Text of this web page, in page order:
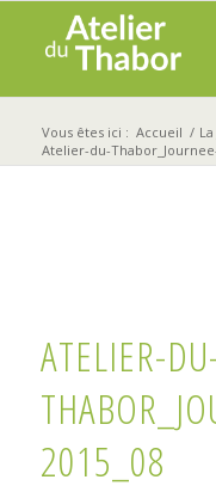
Vous êtes ici : Accueil /
Atelier-du-
ATELIER-
2015_08